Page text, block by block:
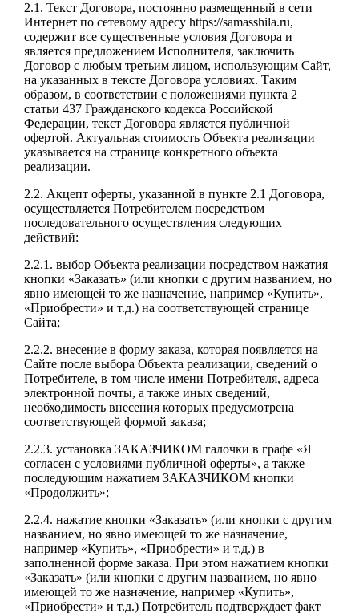
2.1. Текст Договора, постоянно размещенный в сети
Интернет по сетевому адресу https://samasshila.ru,
содержит все существенные условия Договора и
является предложением Исполнителя, заключить
Договор с любым третьим лицом, использующим Сайт,
на указанных в тексте Договора условиях. Таким
образом, в соответствии с положениями пункта 2
статьи 437 Гражданского кодекса Российской
Федерации, текст Договора является публичной
офертой. Актуальная стоимость Объекта реализации
указывается на странице конкретного объекта
реализации.
2.2. Акцепт оферты, указанной в пункте 2.1 Договора,
осуществляется Потребителем посредством
последовательного осуществления следующих
действий:
2.2.1. выбор Объекта реализации посредством нажатия
кнопки «Заказать» (или кнопки с другим названием, но
явно имеющей то же назначение, например «Купить»,
«Приобрести» и т.д.) на соответствующей странице
Сайта;
2.2.2. внесение в форму заказа, которая появляется на
Сайте после выбора Объекта реализации, сведений о
Потребителе, в том числе имени Потребителя, адреса
электронной почты, а также иных сведений,
необходимость внесения которых предусмотрена
соответствующей формой заказа;
2.2.3. установка ЗАКАЗЧИКОМ галочки в графе «Я
согласен с условиями публичной оферты», а также
последующим нажатием ЗАКАЗЧИКОМ кнопки
«Продолжить»;
2.2.4. нажатие кнопки «Заказать» (или кнопки с другим
названием, но явно имеющей то же назначение,
например «Купить», «Приобрести» и т.д.) в
заполненной форме заказа. При этом нажатием кнопки
«Заказать» (или кнопки с другим названием, но явно
имеющей то же назначение, например «Купить»,
«Приобрести» и т.д.) Потребитель подтверждает факт